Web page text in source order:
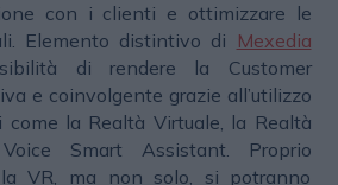
con i clienti e ottimizzare le
Elemento distintivo di Mexedia
di rendere la Customer
e coinvolgente grazie all’utilizzo
la Realtà Virtuale, la Realtà
Smart Assistant. Proprio
VR, ma non solo, si potranno